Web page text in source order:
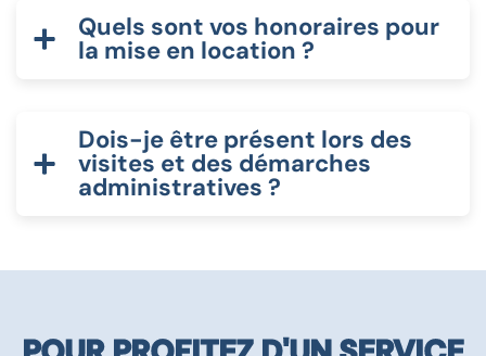
Quels sont vos honoraires pour
la mise en location ?
Dois-je être présent lors des
visites et des démarches
administratives ?